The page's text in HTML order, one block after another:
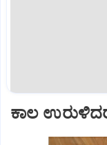
ಕಾಲ